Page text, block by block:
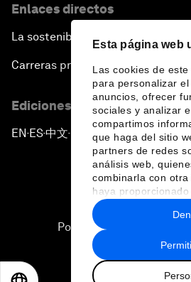
Esta página web
Las cookies de
para personalizar
anuncios, ofrecer
sociales y analizar
compartimos
que haga del sitio
partners de redes
análisis web,
combinarla con
haya
recopilado a partir
hecho de sus
Enlaces directos
La sostenibilidad en el Foro
Carreras profesionales
Ediciones en otros idiomas
EN ▪ES▪中文▪ 日本語
Política de privacidad y
Sitemap